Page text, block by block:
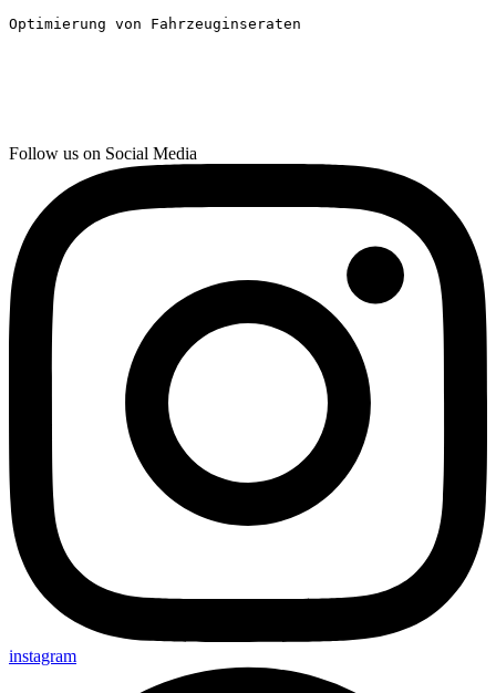
Optimierung von Fahrzeuginseraten
Follow us on Social Media
instagram